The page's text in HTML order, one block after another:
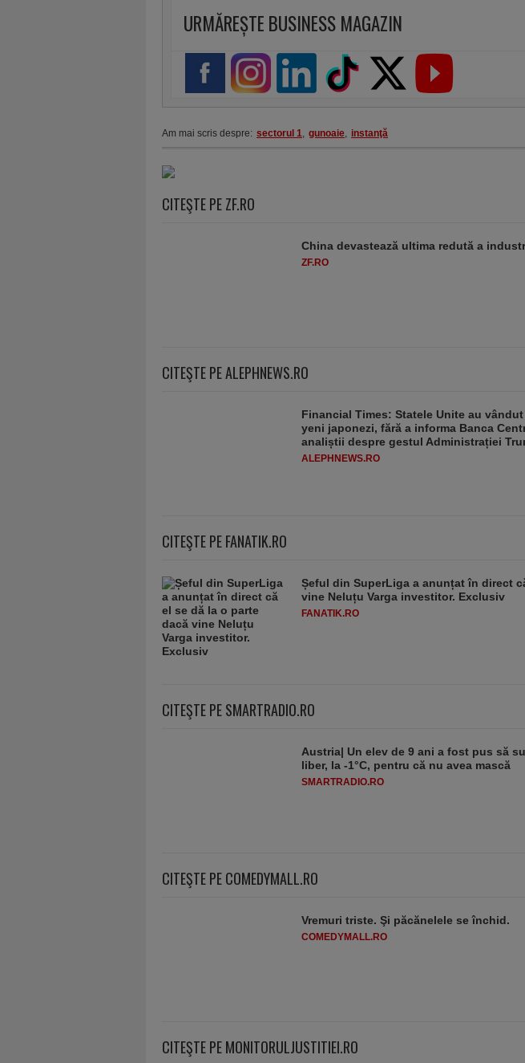
URMĂREȘTE BUSINESS MAGAZIN
Am mai scris despre: sectorul 1, gunoaie, instanţă
CITEŞTE PE ZF.RO
China devastează ultima redută a
ZF.RO
CITEŞTE PE ALEPHNEWS.RO
Financial Times: Statele Unite au
yeni japonezi, fără a informa Banca
analiștii despre gestul Administrației
ALEPHNEWS.RO
CITEŞTE PE FANATIK.RO
Șeful din SuperLiga a anunțat în direct
vine Neluțu Varga investitor. Exclusiv
FANATIK.RO
CITEŞTE PE SMARTRADIO.RO
Austria| Un elev de 9 ani a fost pus să
liber, la -1°C, pentru că nu avea mască
SMARTRADIO.RO
CITEŞTE PE COMEDYMALL.RO
Vremuri triste. Şi păcănelele se închid.
COMEDYMALL.RO
CITEŞTE PE MONITORULJUSTITIEI.RO